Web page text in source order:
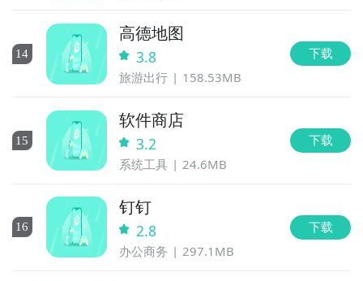
14
高德地图
3.8
旅游出行 158.53MB
下载
15
软件商店
3.2
系统工具 24.6MB
下载
16
钉钉
2.8
办公商务 297.1MB
下载